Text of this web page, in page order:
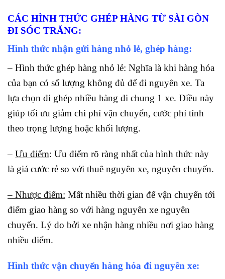
CÁC HÌNH THỨC GHÉP HÀNG TỪ SÀI GÒN
ĐI SÓC TRĂNG:
Hình thức nhận gửi hàng nhỏ lẻ, ghép hàng:
– Hình thức ghép hàng nhỏ lẻ: Nghĩa là khi hàng hóa
của bạn có số lượng không đủ để đi nguyên xe. Ta
lựa chọn đi ghép nhiều hàng đi chung 1 xe. Điều này
giúp tối ưu giảm chi phí vận chuyển, cước phí tính
theo trọng lượng hoặc khối lượng.
– Ưu điểm: Ưu điểm rõ ràng nhất của hình thức này
là giá cước rẻ so với thuê nguyên xe, nguyên chuyến.
– Nhược điểm: Mất nhiều thời gian để vận chuyển tới
điểm giao hàng so với hàng nguyên xe nguyên
chuyến. Lý do bởi xe nhận hàng nhiều nơi giao hàng
nhiều điểm.
Hình thức vận chuyển hàng hóa đi nguyên xe: